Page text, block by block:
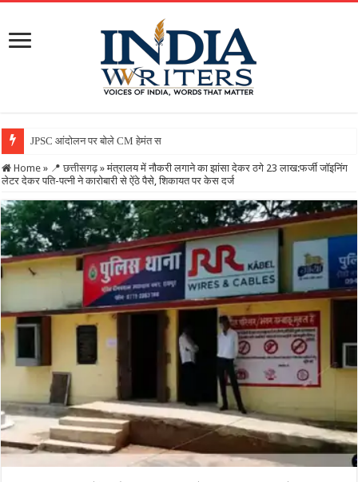
JPSC आंदोलन पर बोले CM हेमंत सोरेन, कहा- सरकार गंभीर, जांच जारी,
Home » 📍 छत्तीसगढ़ » मंत्रालय में नौकरी लगाने का झांसा देकर ठगे 23 लाख:फर्जी जॉइनिंग
लेटर देकर पति-पत्नी ने कारोबारी से ऐंठे पैसे, शिकायत पर केस दर्ज